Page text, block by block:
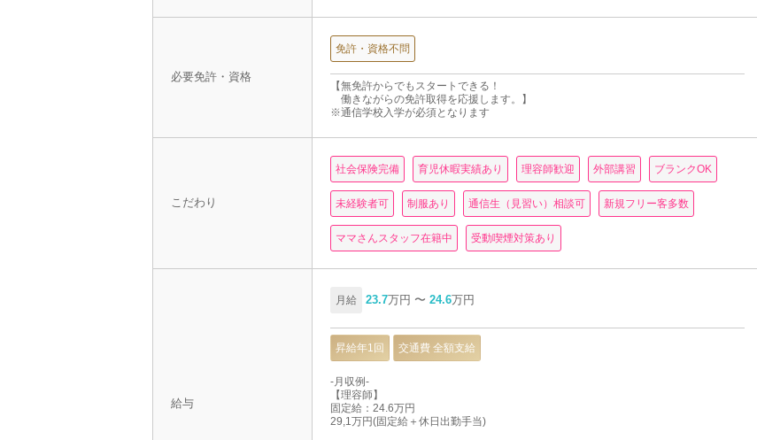
必要免許・資格
免許・資格不問
【無免許からでもスタートできる！
働きながらの免許取得を応援します。】
※通信学校入学が必須となります
こだわり
社会保険完備 育児休暇実績あり 理容師歓迎 外部講習 ブランクOK
未経験者可 制服あり 通信生（見習い）相談可 新規フリー客多数
ママさんスタッフ在籍中 受動喫煙対策あり
給与
月給 23.7万円 〜 24.6万円
昇給年1回 交通費 全額支給
-月収例-
【理容師】
固定給：24.6万円
29,1万円(固定給＋休日出勤手当)